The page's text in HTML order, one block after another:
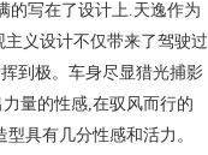
的写在了设计上.天逸作为
义设计不仅带来了驾驶过
到极。车身尽显猎光捕影
量的性感,在驭风而行的
具有几分性感和活力。